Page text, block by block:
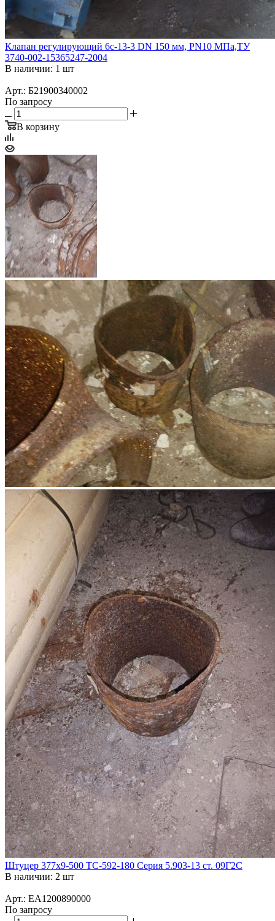
Клапан регулирующий 6с-13-3 DN 150 мм, PN10 МПа,ТУ
3740-002-15365247-2004
В наличии: 1 шт
Арт.: Б21900340002
По запросу
В корзину
Штуцер 377х9-500 ТС-592-180 Серия 5.903-13 ст. 09Г2С
В наличии: 2 шт
Арт.: ЕА1200890000
По запросу